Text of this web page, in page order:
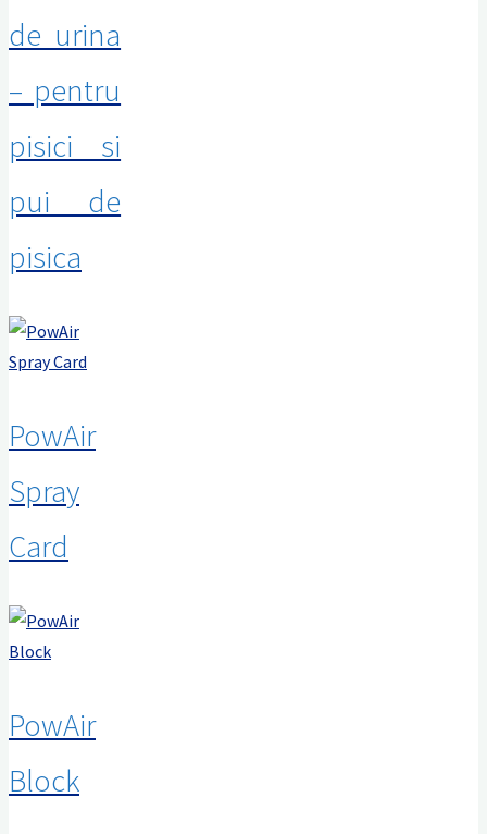
de urina
– pentru
pisici si
pui de
pisica
PowAir
Spray
Card
PowAir
Block